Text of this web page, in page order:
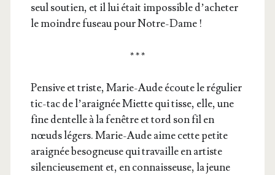
seul sou­tien, et il lui était impos­sible d’a­che­ter
le moindre fuseau pour Notre-Dame !
* * *
Pen­sive et triste, Marie-Aude écoute le régu­lier
tic-tac de l’a­rai­gnée Miette qui tisse, elle, une
fine den­telle à la fenêtre et tord son fil en
nœuds légers. Marie-Aude aime cette petite
arai­gnée beso­gneuse qui tra­vaille en artiste
silen­cieu­se­ment et, en connais­seuse, la jeune